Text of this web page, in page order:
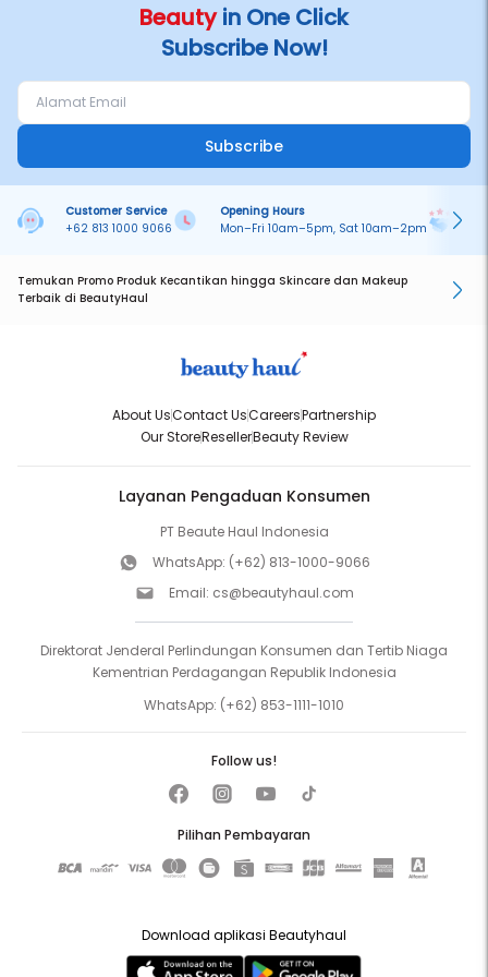
Beautyin One Click
Subscribe Now!
Subscribe
Customer Service
+62 813 1000 9066
Opening Hours
Mon–Fri 10am–5pm, Sat 10am–2pm
Temukan Promo Produk Kecantikan hingga Skincare dan Makeup
Terbaik di BeautyHaul
About UsContact UsCareersPartnership
Our StoreResellerBeauty Review
Layanan Pengaduan Konsumen
PT Beaute Haul Indonesia
WhatsApp: (+62) 813-1000-9066
Email: cs@beautyhaul.com
Direktorat Jenderal Perlindungan Konsumen dan Tertib Niaga
Kementrian Perdagangan Republik Indonesia
WhatsApp: (+62) 853-1111-1010
Pilihan Pembayaran
Follow us!
Download aplikasi Beautyhaul